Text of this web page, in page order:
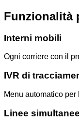
Funzionalità
Interni mobili
Ogni corriere con il
IVR di
Menu automatico
Linee simultanee